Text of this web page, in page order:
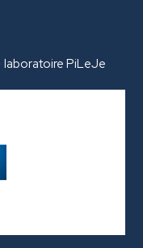
laboratoire PiLeJe